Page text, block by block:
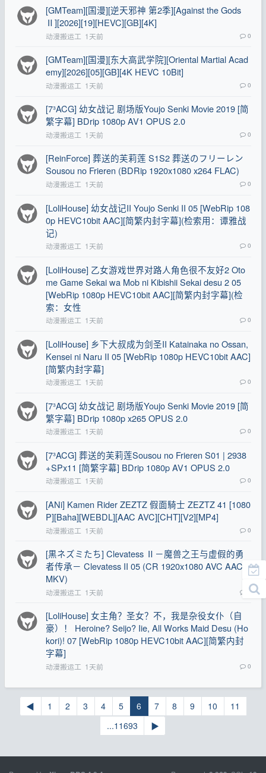
[GMTeam][国漫][逆天邪神 第2季][Against the Gods
Ⅱ][2026][19][HEVC][GB][4K]
动漫搬运工 1天前 0
[GMTeam][国漫][东大高武学院][Oriental Martial Acad
emy][2026][05][GB][4K HEVC 10Bit]
动漫搬运工 1天前 0
[7³ACG] 幼女战记 剧场版Youjo Senki Movie 2019 [简
繁字幕] BDrip 1080p AV1 OPUS 2.0
动漫搬运工 1天前 0
[ReinForce] 葬送的芙莉莲 S1S2 葬送のフリーレン
Sousou no Frieren (BDRip 1920x1080 x264 FLAC)
动漫搬运工 1天前 0
[LoliHouse] 幼女战记II Youjo Senki II 05 [WebRip 108
0p HEVC10bit AAC][简繁内封字幕](检索用：谭雅战
记)
动漫搬运工 1天前 0
[LoliHouse] 乙女游戏世界对路人角色很不友好2 Oto
me Game Sekai wa Mob ni Kibishii Sekai desu 2 05
[WebRip 1080p HEVC10bit AAC][简繁内封字幕](检
索：女性
动漫搬运工 1天前 0
[LoliHouse] 乡下大叔成为剑圣II Katainaka no Ossan,
Kensei ni Naru II 05 [WebRip 1080p HEVC10bit AAC]
[简繁内封字幕]
动漫搬运工 1天前 0
[7³ACG] 幼女战记 剧场版Youjo Senki Movie 2019 [简
繁字幕] BDrip 1080p x265 OPUS 2.0
动漫搬运工 1天前 0
[7³ACG] 葬送的芙莉莲Sousou no Frieren S01 | 2938
+SPx11 [简繁字幕] BDrip 1080p AV1 OPUS 2.0
动漫搬运工 1天前 0
[ANi] Kamen Rider ZEZTZ 假面騎士 ZEZTZ 41 [1080
P][Baha][WEBDL][AAC AVC][CHT][V2][MP4]
动漫搬运工 1天前 0
[黒ネズミたち] Clevatess Ⅱ－魔兽之王与虚假的勇
者传承－ Clevatess II 05 (CR 1920x1080 AVC AAC
MKV)
动漫搬运工 1天前 0
[LoliHouse] 女主角？圣女？不，我是杂役女仆（自
豪）！ Heroine? Seijo? Iie, All Works Maid Desu (Ho
kori)! 07 [WebRip 1080p HEVC10bit AAC][简繁内封
字幕]
动漫搬运工 1天前 0
◀ 1 2 3 4 5 6 7 8 9 10
11
...11693
▶